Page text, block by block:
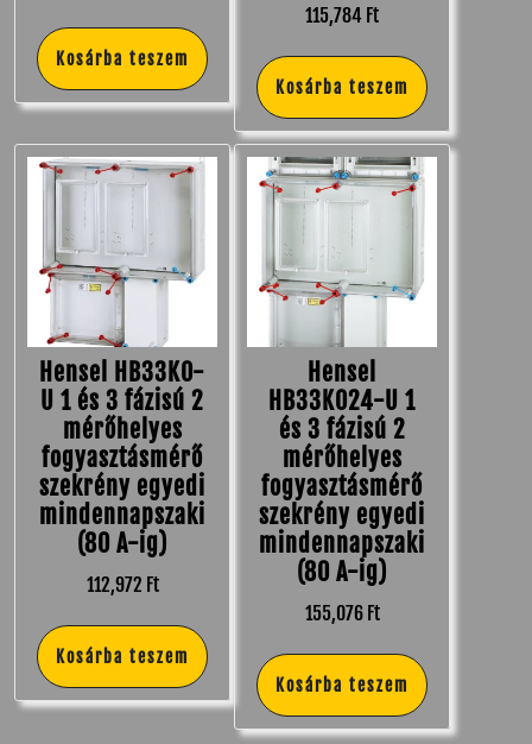
Kosárba teszem
115,784 Ft
Kosárba teszem
Hensel HB33K0-
U 1 és 3 fázisú 2
mérőhelyes
fogyasztásmérő
szekrény egyedi
mindennapszaki
(80 A-ig)
112,972 Ft
Kosárba teszem
Hensel
HB33K024-U 1
és 3 fázisú 2
mérőhelyes
fogyasztásmérő
szekrény egyedi
mindennapszaki
(80 A-ig)
155,076 Ft
Kosárba teszem